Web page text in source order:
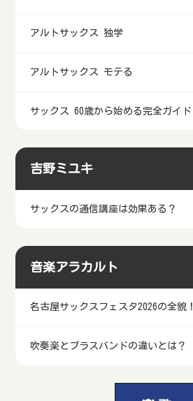
アルトサックス 独学
アルトサックス モテる
サックス 60歳から始める完全ガイド
吉野ミユキ
サックスの通信講座は効果ある？
音楽アラカルト
名古屋サックスフェスタ2026の全貌！
吹奏楽とブラスバンドの違いとは？